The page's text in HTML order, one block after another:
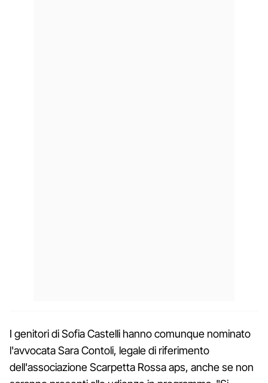
I genitori di Sofia Castelli hanno comunque nominato
l'avvocata Sara Contoli, legale di riferimento
dell'associazione Scarpetta Rossa aps, anche se non